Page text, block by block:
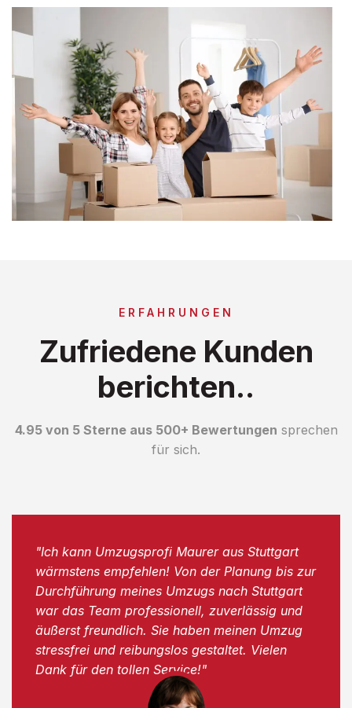
ERFAHRUNGEN
Zufriedene Kunden
berichten..
4.95 von 5 Sterne aus 500+ Bewertungen sprechen
für sich.
"Ich kann Umzugsprofi Maurer aus Stuttgart
wärmstens empfehlen! Von der Planung bis zur
Durchführung meines Umzugs nach Stuttgart
war das Team professionell, zuverlässig und
äußerst freundlich. Sie haben meinen Umzug
stressfrei und reibungslos gestaltet. Vielen
Dank für den tollen Service!"